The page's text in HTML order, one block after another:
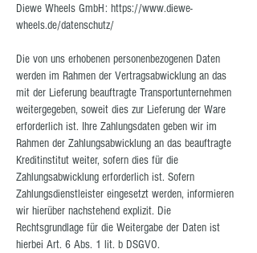
Diewe Wheels GmbH: https://www.diewe-
wheels.de/datenschutz/
Die von uns erhobenen personenbezogenen Daten
werden im Rahmen der Vertragsabwicklung an das
mit der Lieferung beauftragte Transportunternehmen
weitergegeben, soweit dies zur Lieferung der Ware
erforderlich ist. Ihre Zahlungsdaten geben wir im
Rahmen der Zahlungsabwicklung an das beauftragte
Kreditinstitut weiter, sofern dies für die
Zahlungsabwicklung erforderlich ist. Sofern
Zahlungsdienstleister eingesetzt werden, informieren
wir hierüber nachstehend explizit. Die
Rechtsgrundlage für die Weitergabe der Daten ist
hierbei Art. 6 Abs. 1 lit. b DSGVO.